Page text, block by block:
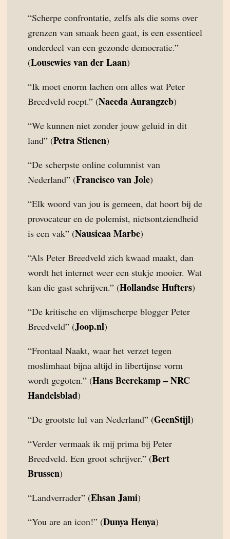
“Scherpe confrontatie, zelfs als die soms over
grenzen van smaak heen gaat, is een essentieel
onderdeel van een gezonde democratie.”
(Lousewies van der Laan)
“Ik moet enorm lachen om alles wat Peter
Breedveld roept.” (Naeeda Aurangzeb)
“We kunnen niet zonder jouw geluid in dit
land” (Petra Stienen)
“De scherpste online columnist van
Nederland” (Francisco van Jole)
“Elk woord van jou is gemeen, dat hoort bij de
provocateur en de polemist, nietsontziendheid
is een vak” (Nausicaa Marbe)
“Als Peter Breedveld zich kwaad maakt, dan
wordt het internet weer een stukje mooier. Wat
kan die gast schrijven.” (Hollandse Hufters)
“De kritische en vlijmscherpe blogger Peter
Breedveld” (Joop.nl)
“Frontaal Naakt, waar het verzet tegen
moslimhaat bijna altijd in libertijnse vorm
wordt gegoten.” (Hans Beerekamp – NRC
Handelsblad)
“De grootste lul van Nederland” (GeenStijl)
“Verder vermaak ik mij prima bij Peter
Breedveld. Een groot schrijver.” (Bert
Brussen)
“Landverrader” (Ehsan Jami)
“You are an icon!” (Dunya Henya)